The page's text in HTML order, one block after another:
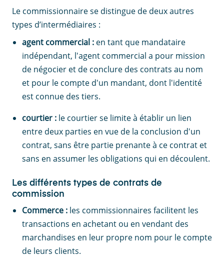
Le commissionnaire se distingue de deux autres
types d’intermédiaires :
agent commercial : en tant que mandataire
indépendant, l'agent commercial a pour mission
de négocier et de conclure des contrats au nom
et pour le compte d'un mandant, dont l'identité
est connue des tiers.
courtier : le courtier se limite à établir un lien
entre deux parties en vue de la conclusion d'un
contrat, sans être partie prenante à ce contrat et
sans en assumer les obligations qui en découlent.
Les différents types de contrats de
commission
Commerce : les commissionnaires facilitent les
transactions en achetant ou en vendant des
marchandises en leur propre nom pour le compte
de leurs clients.